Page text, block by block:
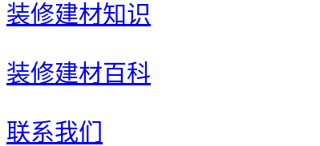
装修建材知识
装修建材百科
联系我们